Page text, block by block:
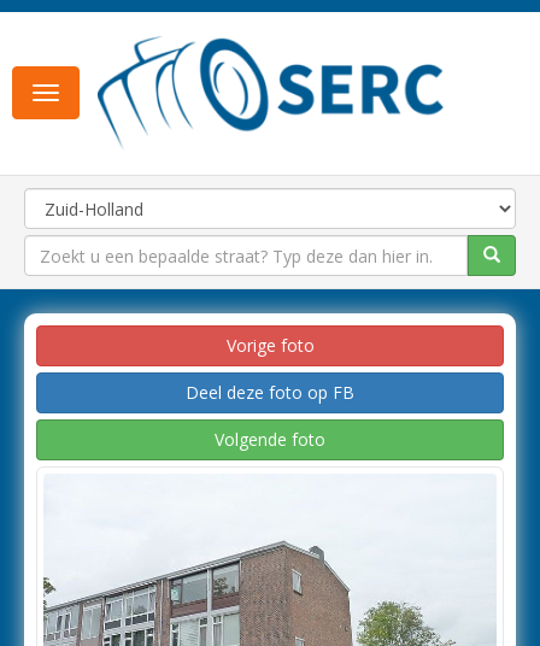
Toggle
navigation
Vorige foto
Deel deze foto op FB
Volgende foto